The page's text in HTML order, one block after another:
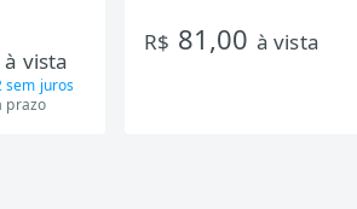
Branco,
à vista
sem juros
prazo
R$ 81,00 à vista